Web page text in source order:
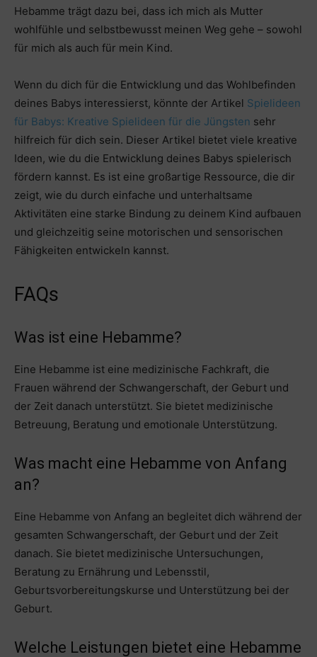
Hebamme trägt dazu bei, dass ich mich als Mutter
wohlfühle und selbstbewusst meinen Weg gehe – sowohl
für mich als auch für mein Kind.
Wenn du dich für die Entwicklung und das Wohlbefinden
deines Babys interessierst, könnte der Artikel Spielideen
für Babys: Kreative Spielideen für die Jüngsten sehr
hilfreich für dich sein. Dieser Artikel bietet viele kreative
Ideen, wie du die Entwicklung deines Babys spielerisch
fördern kannst. Es ist eine großartige Ressource, die dir
zeigt, wie du durch einfache und unterhaltsame
Aktivitäten eine starke Bindung zu deinem Kind aufbauen
und gleichzeitig seine motorischen und sensorischen
Fähigkeiten entwickeln kannst.
FAQs
Was ist eine Hebamme?
Eine Hebamme ist eine medizinische Fachkraft, die
Frauen während der Schwangerschaft, der Geburt und
der Zeit danach unterstützt. Sie bietet medizinische
Betreuung, Beratung und emotionale Unterstützung.
Was macht eine Hebamme von Anfang
an?
Eine Hebamme von Anfang an begleitet dich während der
gesamten Schwangerschaft, der Geburt und der Zeit
danach. Sie bietet medizinische Untersuchungen,
Beratung zu Ernährung und Lebensstil,
Geburtsvorbereitungskurse und Unterstützung bei der
Geburt.
Welche Leistungen bietet eine Hebamme